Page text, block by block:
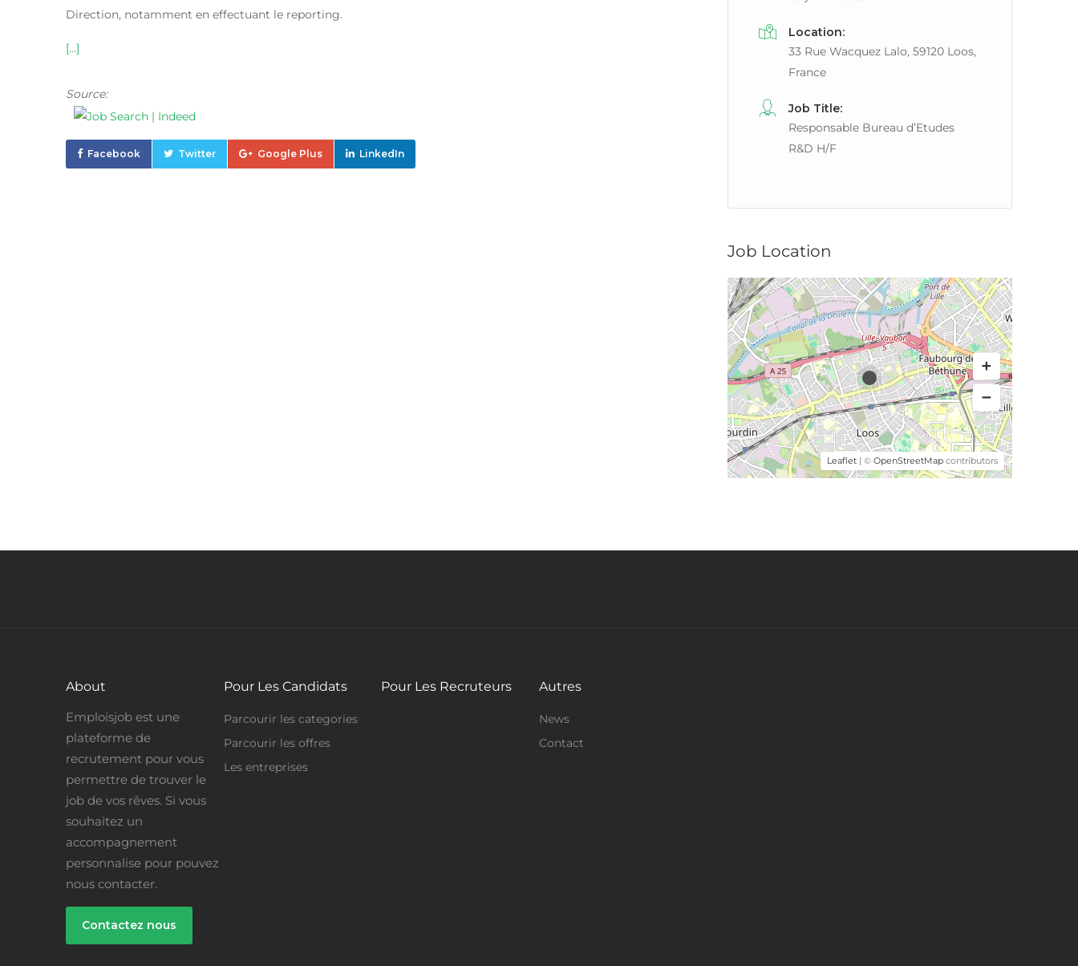
Direction, notamment en effectuant le reporting.
[...]
Source:
Facebook Twitter Google Plus LinkedIn
Location:
33 Rue Wacquez Lalo, 59120 Loos,
France
Job Title:
Responsable Bureau d’Etudes
R&D H/F
Job Location
Leaflet | © OpenStreetMap contributors
About
Emploisjob est une
plateforme de
recrutement pour vous
permettre de trouver le
job de vos rêves. Si vous
souhaitez un
accompagnement
personnalise pour pouvez
nous contacter.
Contactez nous
Pour Les Candidats
Parcourir les categories
Parcourir les offres
Les entreprises
Pour Les Recruteurs Autres
News
Contact